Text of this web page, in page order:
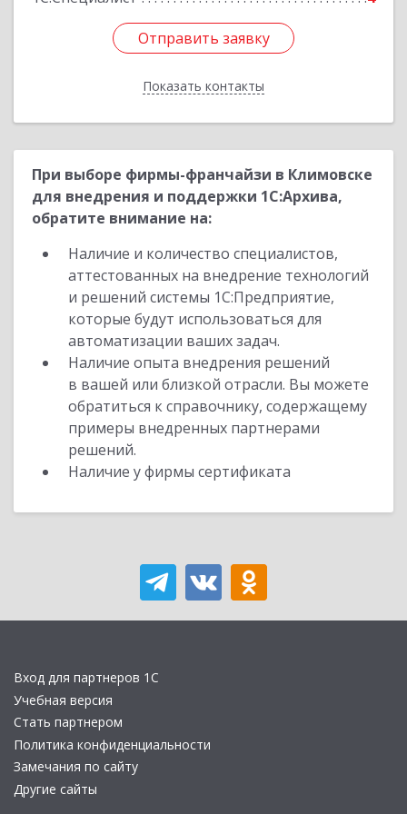
Отправить заявку
Показать контакты
Отправить заявку
Назад
При выборе фирмы-франчайзи в Климовске
для внедрения и поддержки 1С:Архива,
обратите внимание на:
Наличие и количество специалистов,
аттестованных на внедрение технологий
и решений системы 1С:Предприятие,
которые будут использоваться для
автоматизации ваших задач.
Наличие опыта внедрения решений
в вашей или близкой отрасли. Вы можете
обратиться к справочнику, содержащему
примеры внедренных партнерами
решений.
Наличие у фирмы сертификата
Вход для партнеров 1С
Учебная версия
Стать партнером
Политика конфиденциальности
Замечания по сайту
Другие сайты